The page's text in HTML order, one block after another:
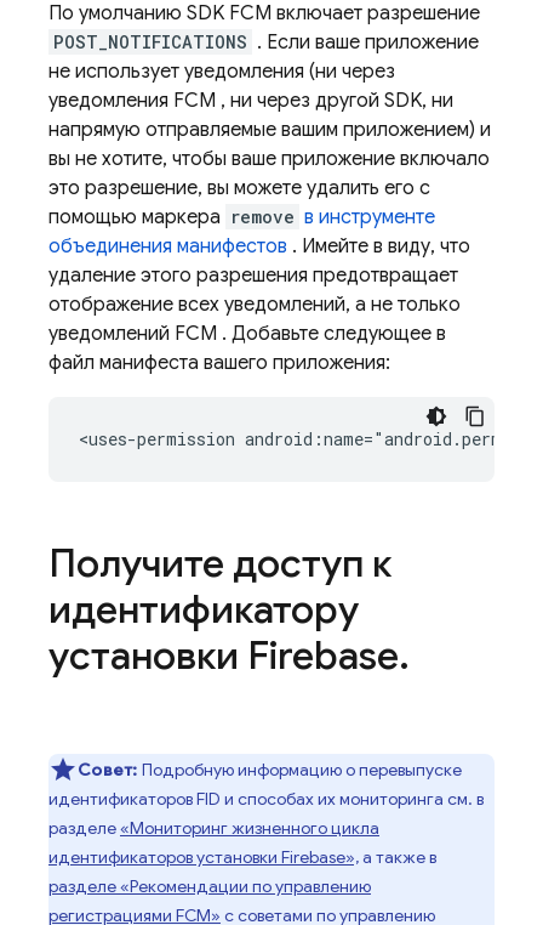
По умолчанию SDK FCM включает разрешение
POST_NOTIFICATIONS . Если ваше приложение
не использует уведомления (ни через
уведомления FCM , ни через другой SDK, ни
напрямую отправляемые вашим приложением) и
вы не хотите, чтобы ваше приложение включало
это разрешение, вы можете удалить его с
помощью маркера remove в инструменте
объединения манифестов . Имейте в виду, что
удаление этого разрешения предотвращает
отображение всех уведомлений, а не только
уведомлений FCM . Добавьте следующее в
файл манифеста вашего приложения:
<uses-permission
Получите доступ к
идентификатору
установки Firebase.
Совет: Подробную информацию о перевыпуске
идентификаторов FID и способах их мониторинга см. в
разделе«Мониторинг жизненного цикла
идентификаторов установки Firebase»,а также в
разделе «Рекомендации по управлению
регистрациями FCM» с советами по управлению